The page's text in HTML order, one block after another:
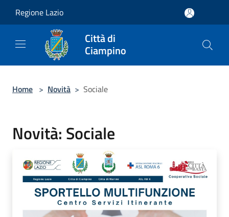
Regione Lazio
Città di
Ciampino
Home > Novità > Sociale
Novità: Sociale